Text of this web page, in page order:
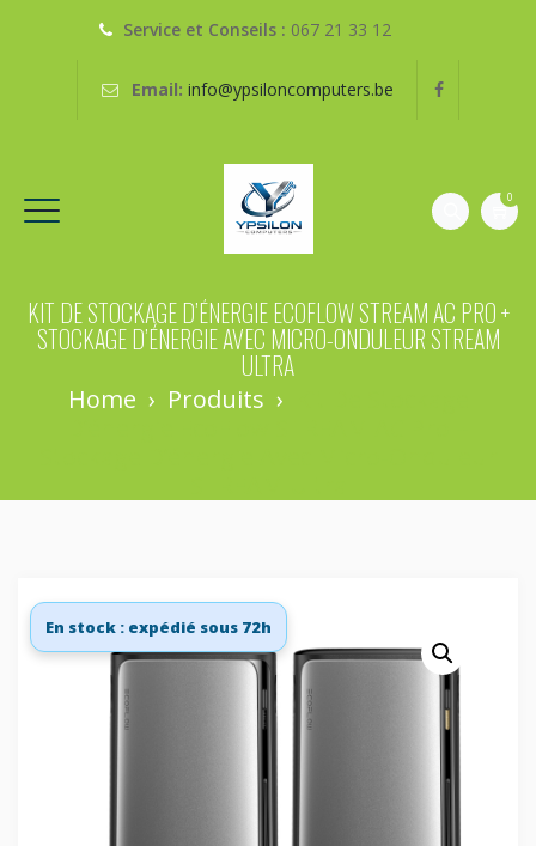
Service et Conseils : 067 21 33 12
Email: info@ypsiloncomputers.be
0
KIT DE STOCKAGE D’ÉNERGIE ECOFLOW STREAM AC PRO +
STOCKAGE D’ÉNERGIE AVEC MICRO-ONDULEUR STREAM
ULTRA
Home › Produits ›
En stock : expédié sous 72h